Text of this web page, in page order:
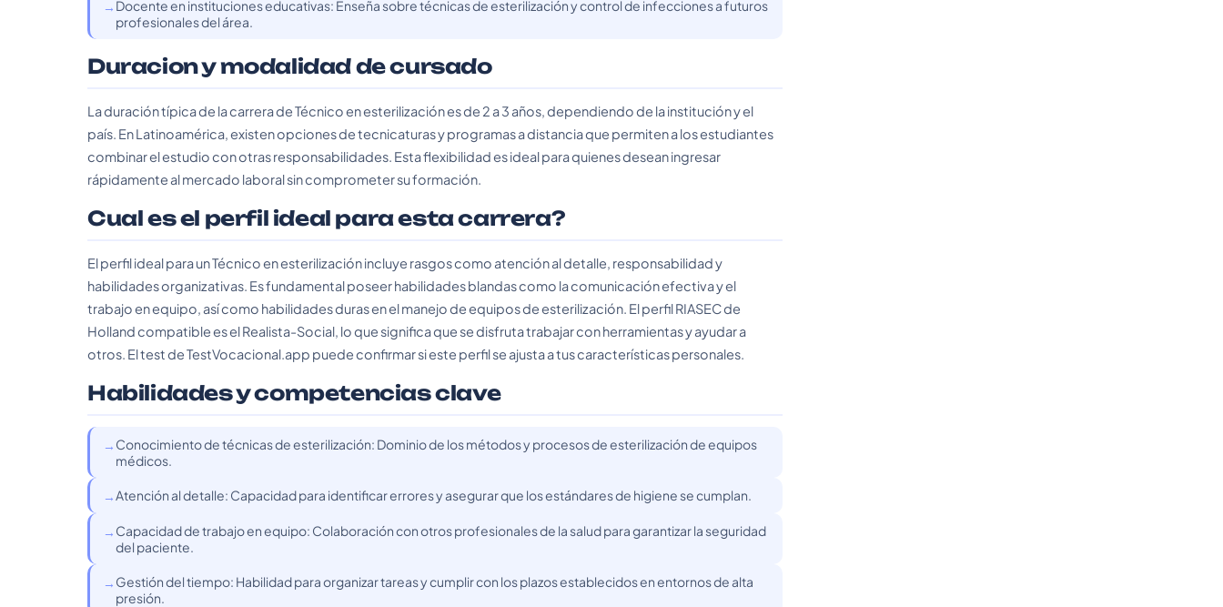
Docente en instituciones educativas: Enseña sobre técnicas de esterilización y control de infecciones a futuros
profesionales del área.
Duracion y modalidad de cursado
La duración típica de la carrera de Técnico en esterilización es de 2 a 3 años, dependiendo de la institución y el
país. En Latinoamérica, existen opciones de tecnicaturas y programas a distancia que permiten a los estudiantes
combinar el estudio con otras responsabilidades. Esta flexibilidad es ideal para quienes desean ingresar
rápidamente al mercado laboral sin comprometer su formación.
Cual es el perfil ideal para esta carrera?
El perfil ideal para un Técnico en esterilización incluye rasgos como atención al detalle, responsabilidad y
habilidades organizativas. Es fundamental poseer habilidades blandas como la comunicación efectiva y el
trabajo en equipo, así como habilidades duras en el manejo de equipos de esterilización. El perfil RIASEC de
Holland compatible es el Realista-Social, lo que significa que se disfruta trabajar con herramientas y ayudar a
otros. El test de TestVocacional.app puede confirmar si este perfil se ajusta a tus características personales.
Habilidades y competencias clave
Conocimiento de técnicas de esterilización: Dominio de los métodos y procesos de esterilización de equipos
médicos.
Atención al detalle: Capacidad para identificar errores y asegurar que los estándares de higiene se cumplan.
Capacidad de trabajo en equipo: Colaboración con otros profesionales de la salud para garantizar la seguridad
del paciente.
Gestión del tiempo: Habilidad para organizar tareas y cumplir con los plazos establecidos en entornos de alta
presión.